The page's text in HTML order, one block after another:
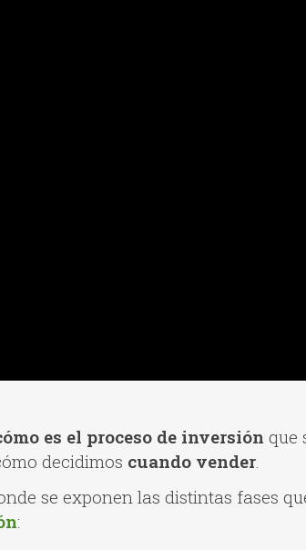
es el proceso de inversión que
decidimos cuando vender
se exponen las distintas fases
: